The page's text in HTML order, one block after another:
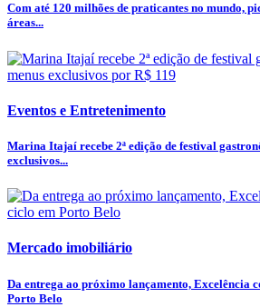
Com até 120 milhões de praticantes no mundo,
áreas...
Eventos e Entretenimento
Marina Itajaí recebe 2ª edição de festival
exclusivos...
Mercado imobiliário
Da entrega ao próximo lançamento, Excelência
Porto Belo